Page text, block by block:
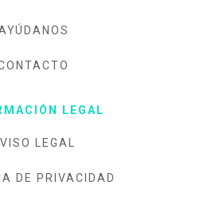
LEGAL
LEGAL
DE PRIVACIDAD